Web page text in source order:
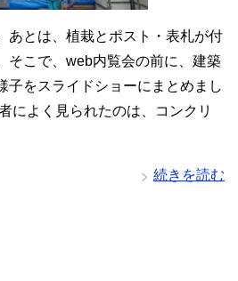
とは、植栽とポスト・表札が付
そこで、web内覧会の前に、建築
子をスライドショーにまとめまし
よく見られたのは、コンクリ
続きを読む